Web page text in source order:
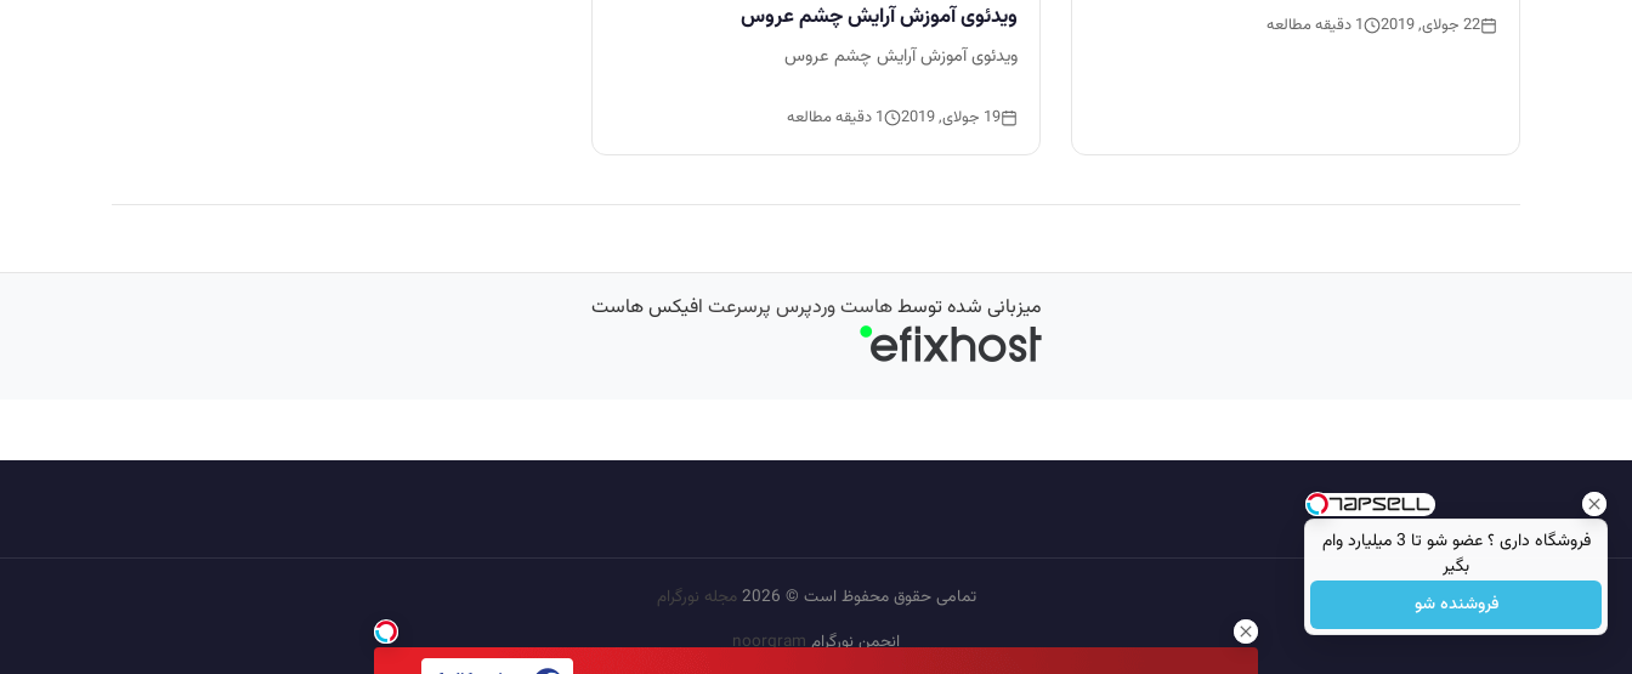
فروشگاه داری ؟ عضو شو تا 3 میلیارد وام
بگیر
فروشنده شو
22 جولای, 2019 1 دقیقه مطالعه ویدئوی آموزش آرایش چشم عروس
ویدئوی آموزش آرایش چشم عروس
19 جولای, 2019 1 دقیقه مطالعه
میزبانی شده توسطهاست وردپرس پرسرعت افیکس هاست
تمامی حقوق محفوظ است © 2026
مجله نورگرام
انجمن نورگرامnoorgram